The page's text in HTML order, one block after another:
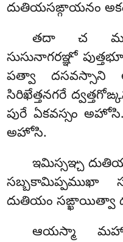
దుతియసఙ్గాయనం
తదా చ
సుసునాగరఞ్ఞో
పత్వా దసవస్సాని
సిరిఖేత్తనగరే
పురే ఏకవస్సం
అహోసి.
ఇమిస్సఞ్చ
సబ్బకామిప్పముఖా
దుతియం సఙ్ఖాయిత్వా
ఆయస్మా